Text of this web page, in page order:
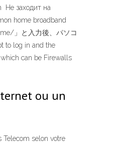
Не заходит на
home broadband
」と入力後、パソコ
to log in and the
can be Firewalls
ou un
selon votre